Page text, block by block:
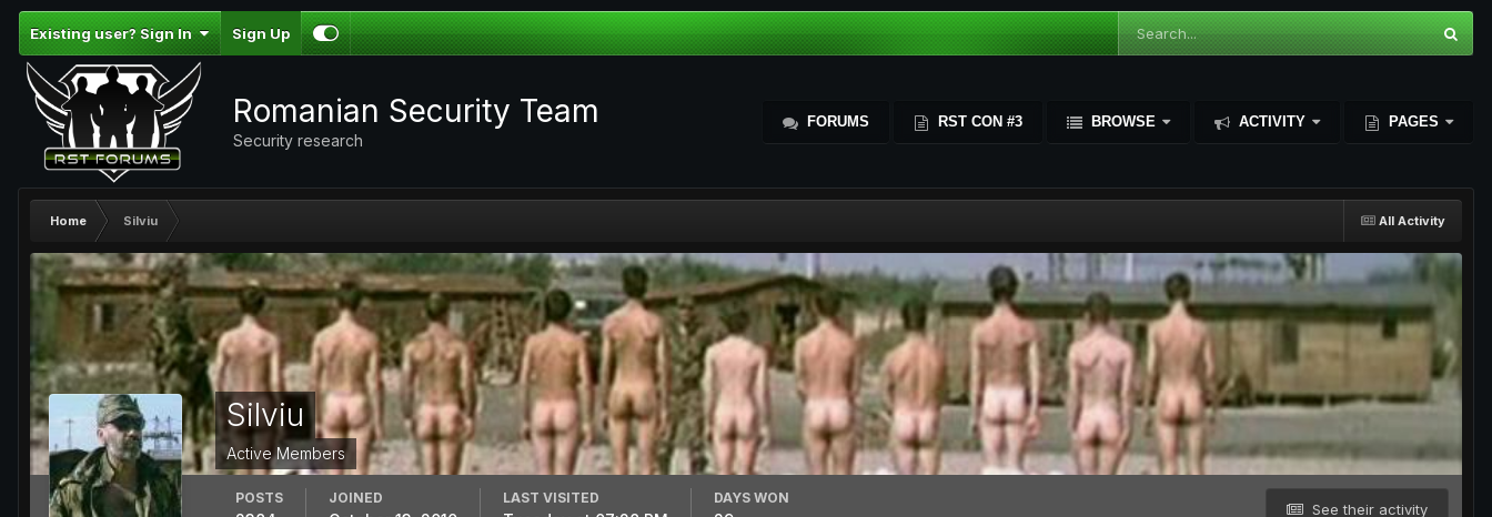
Existing user? Sign In Sign Up
Romanian Security Team
Security research
FORUMS RST CON #3 BROWSE ACTIVITY PAGES
All Activity
Home Silviu
Silviu
Active Members
See their activity
POSTS JOINED LAST VISITED DAYS WON